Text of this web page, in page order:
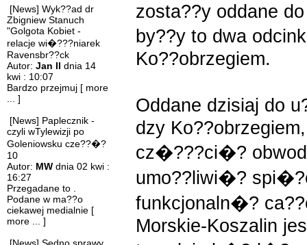
[News] Wyk??ad dr
Zbigniew Stanuch
"Golgota Kobiet -
relacje wi�???niarek
Ravensbr??ck
Autor: Jan II dnia 14
kwi : 10:07
Bardzo przejmuj [ more
... ]
[News] Paplecznik -
czyli wTylewizji po
Goleniowsku cze??�?
10
Autor: MW dnia 02 kwi :
16:27
Przegadane to .
Podane w ma??o
ciekawej medialnie [
more ... ]
zosta??y oddane
by??y to dwa
Ko??obrzegiem.
Oddane dzisiaj do
dzy
cz�???ci�?
umo??liwi�?
funkcjonaln�?
Morskie-Koszalin